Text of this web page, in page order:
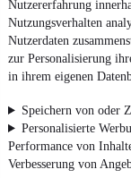
Nutzererfahrung
Nutzungsverhalten
Nutzerdaten
zur Personalisierung
in ihrem eigenen
Speichern von oder
Personalisierte
Performance von
Verbesserung von
4.6 Sterne
Nutze
Impressum